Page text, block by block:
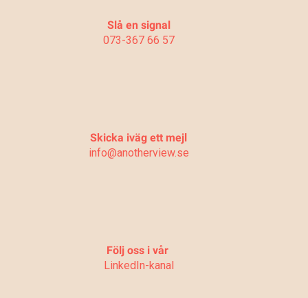
Slå en signal
073-367 66 57
Skicka iväg ett mejl
info@anotherview.se
Följ oss i vår
LinkedIn-kanal